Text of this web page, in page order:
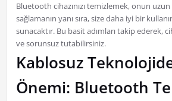
Bluetooth cihazınızı temizlemek, onun
sağlamanın yanı sıra, size daha iyi bir
sunacaktır. Bu basit adımları takip ederek,
ve sorunsuz tutabilirsiniz.
Kablosuz
Önemi: Bluetooth